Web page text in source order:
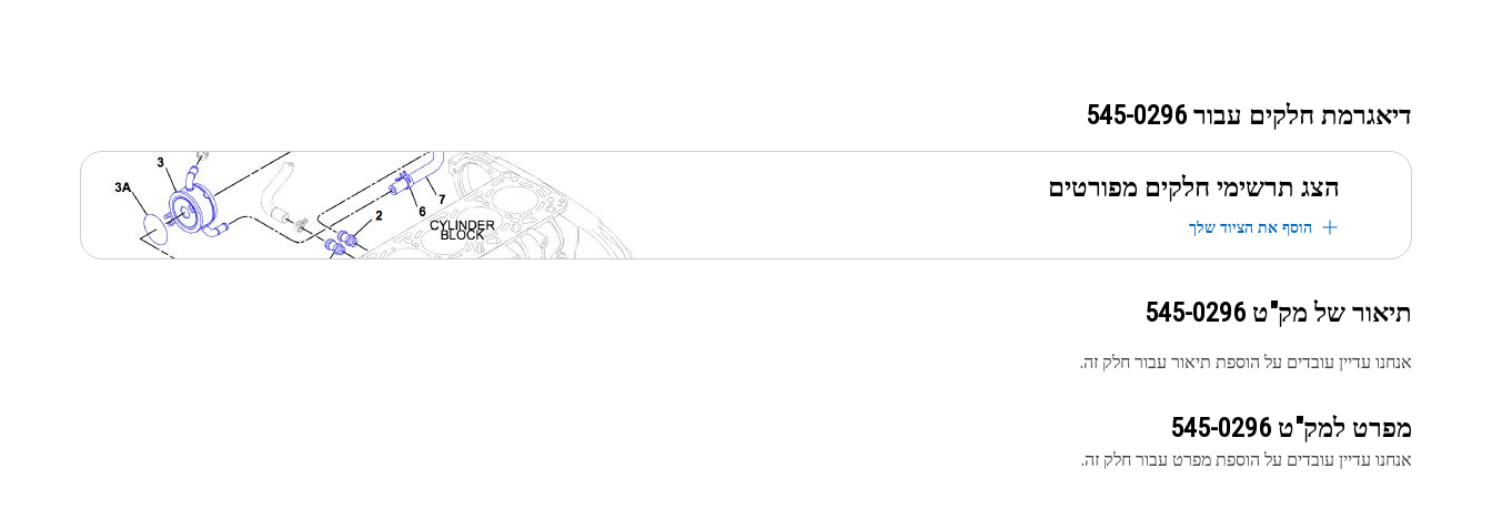
דיאגרמת חלקים עבור 545-0296
הצג תרשימי חלקים מפורטים
הוסף את הציוד שלך
תיאור של מק"ט 545-0296
אנחנו עדיין עובדים על הוספת תיאור עבור חלק זה.
מפרט למק"ט 545-0296
אנחנו עדיין עובדים על הוספת מפרט עבור חלק זה.